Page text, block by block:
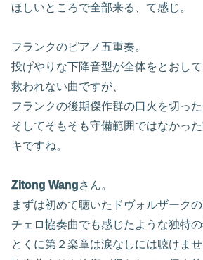
ほしいところで全部来る、て感じ。
フランクのピアノ五重奏。
投げやりな下降音型が全体をとおし
救われない曲ですが、
フランクの後期傑作群の口火を切った
そしてそもそも守備範囲ではなかっ
キですね。
Zitong Wangさん。
まずは初めて聴いたドヴォルザークの
チェロ協奏曲でも感じたような独特の
とくに第２楽章は涙なしには聴けませ